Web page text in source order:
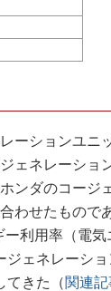
ーションユニ
ェネレーショ
ンダのコージ
わせたもので
利用率（電気
ジェネレーショ
てきた（関連